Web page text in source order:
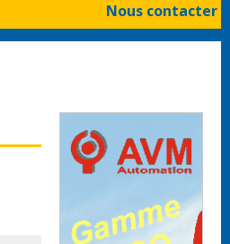
Nous contacter